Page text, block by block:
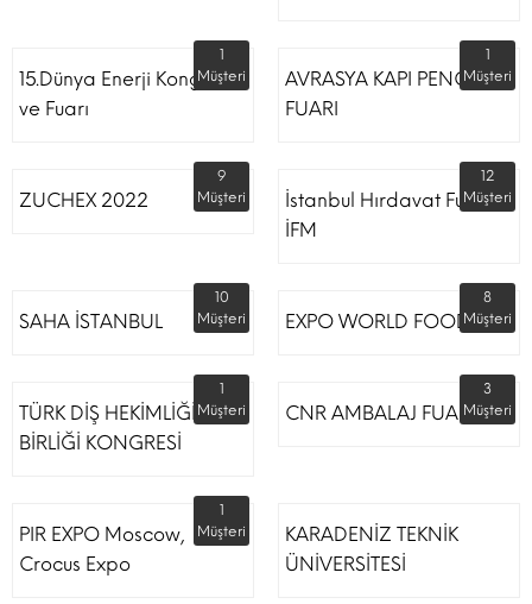
15.Dünya Enerji Kongresi
ve Fuarı
1
Müşteri
AVRASYA KAPI PENCERE
FUARI
1
Müşteri
ZUCHEX 2022
9
Müşteri
İstanbul Hırdavat Fuarı
İFM
12
Müşteri
SAHA İSTANBUL
10
Müşteri
EXPO WORLD FOOD
8
Müşteri
TÜRK DİŞ HEKİMLİĞİ
BİRLİĞİ KONGRESİ
1
Müşteri
CNR AMBALAJ FUARI
3
Müşteri
PIR EXPO Moscow,
Crocus Expo
1
Müşteri
KARADENİZ TEKNİK
ÜNİVERSİTESİ